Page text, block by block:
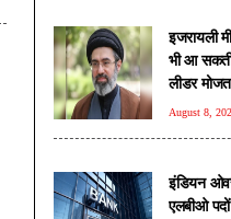
इजरायली
भी आ
लीडर
August 8,
इंडियन
एलबीओ